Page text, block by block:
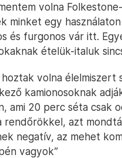
volna
minket egy
és furgonos vár itt.
ételük-italuk
volna
kamionosoknak
ami 20 perc séta csak
rendőrökkel, azt
negatív, az mehet
vagyok”